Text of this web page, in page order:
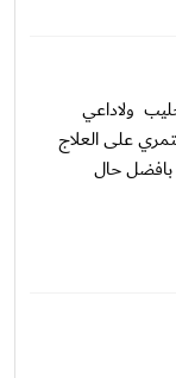
ولاداعي
على العلاج
حال